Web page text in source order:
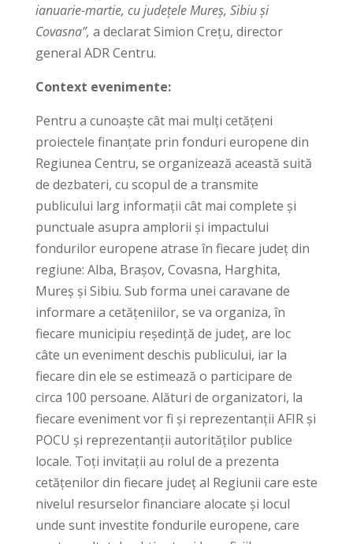
ianuarie-martie, cu județele Mureș, Sibiu și
Covasna”, a declarat Simion Crețu, director
general ADR Centru.
Context evenimente:
Pentru a cunoaște cât mai mulți cetățeni
proiectele finanțate prin fonduri europene din
Regiunea Centru, se organizează această suită
de dezbateri, cu scopul de a transmite
publicului larg informații cât mai complete și
punctuale asupra amplorii și impactului
fondurilor europene atrase în fiecare județ din
regiune: Alba, Brașov, Covasna, Harghita,
Mureș și Sibiu. Sub forma unei caravane de
informare a cetățeniilor, se va organiza, în
fiecare municipiu reședință de județ, are loc
câte un eveniment deschis publicului, iar la
fiecare din ele se estimează o participare de
circa 100 persoane. Alături de organizatori, la
fiecare eveniment vor fi și reprezentanții AFIR și
POCU și reprezentanții autorităților publice
locale. Toți invitații au rolul de a prezenta
cetățenilor din fiecare județ al Regiunii care este
nivelul resurselor financiare alocate și locul
unde sunt investite fondurile europene, care